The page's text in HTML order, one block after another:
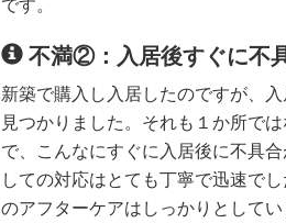
です。
不満②：入居後すぐに不
新築で購入し入居したのですが、
見つかりました。それも１か所で
で、こんなにすぐに入居後に不具
しての対応はとても丁寧で迅速で
のアフターケアはしっかりとして